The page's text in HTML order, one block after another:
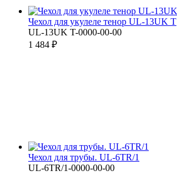
Чехол для укулеле тенор UL-13UK T
UL-13UK T-0000-00-00
1 484 ₽
Чехол для трубы. UL-6TR/1
UL-6TR/1-0000-00-00